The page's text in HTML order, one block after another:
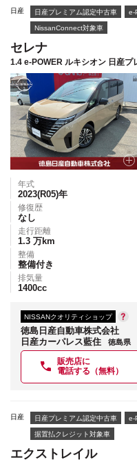
日産 日産プレミアム認定中古車 e-
NissanConnect対象車
セレナ
1.4 e-POWER ルキシオン 日産
年式
2023(R05)年
修復歴
なし
走行距離
1.3 万km
整備
整備付き
排気量
1400cc
NISSANクオリティショップ
徳島日産自動車株式会社
日産カーパレス藍住
徳島県
販売店に
電話する（無料）
日産 日産プレミアム認定中古車 e-
据置払クレジット対象車
エクストレイル